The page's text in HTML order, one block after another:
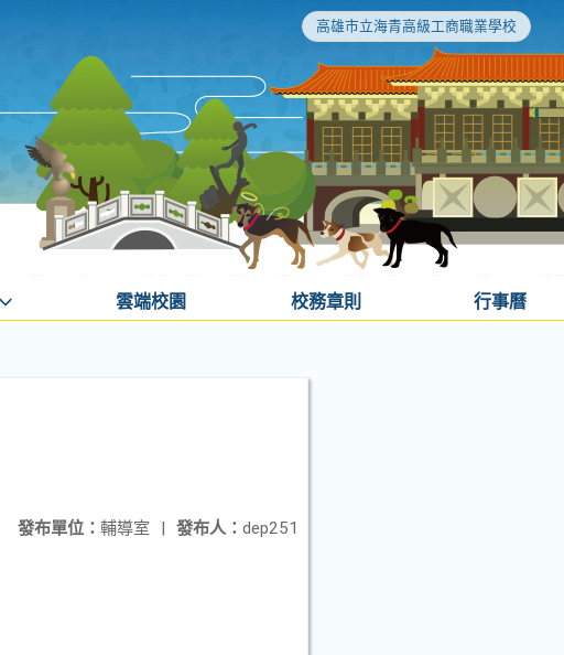
高雄市立海青高級工商職業學校
雲端校園 校務章則 行事曆
發布人： dep251
發布單位： 輔導室 |